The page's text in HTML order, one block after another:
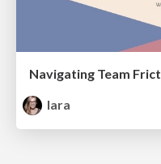
Navigating Team
lara